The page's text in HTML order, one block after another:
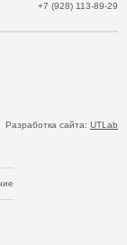
+7 (928) 113-89-29
Разработка сайта: UTLab